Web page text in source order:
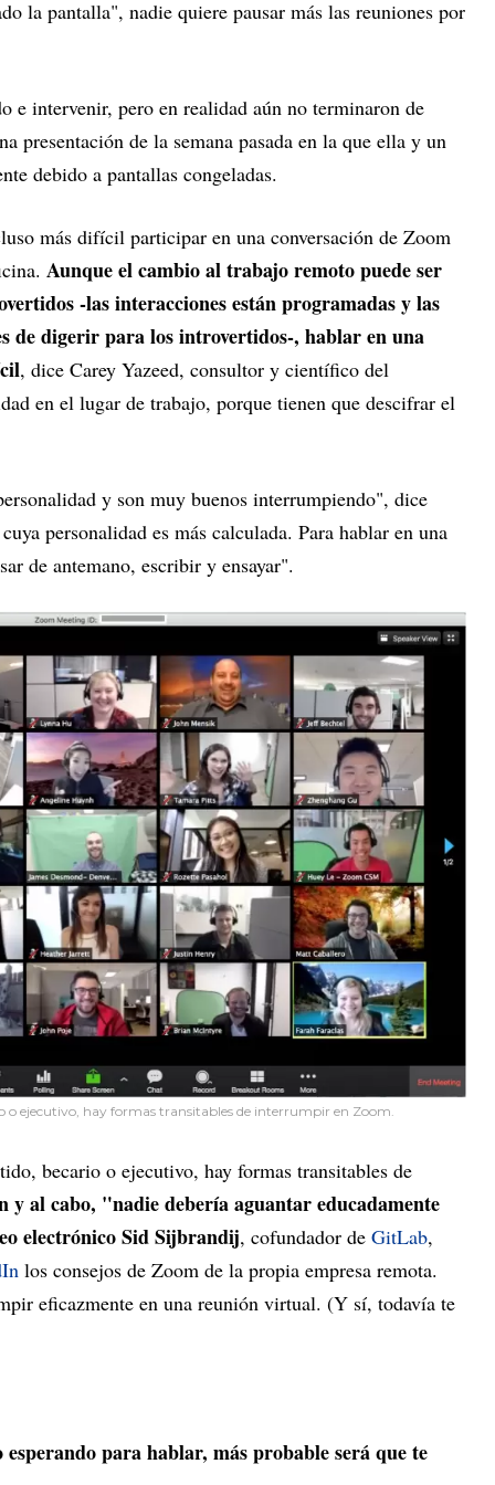
la pantalla", nadie quiere pausar más las reuniones por
e intervenir, pero en realidad aún no terminaron de
presentación de la semana pasada en la que ella y un
debido a pantallas congeladas.
más difícil participar en una conversación de Zoom
Aunque el cambio al trabajo remoto puede ser
-las interacciones están programadas y las
de digerir para los introvertidos-, hablar en una
, dice Carey Yazeed, consultor y científico del
en el lugar de trabajo, porque tienen que descifrar el
y son muy buenos interrumpiendo", dice
personalidad es más calculada. Para hablar en una
de antemano, escribir y ensayar".
o ejecutivo, hay formas transitables de interrumpir en Zoom.
becario o ejecutivo, hay formas transitables de
y al cabo, "nadie debería aguantar educadamente
electrónico Sid Sijbrandij, cofundador de GitLab,
los consejos de Zoom de la propia empresa remota.
eficazmente en una reunión virtual. (Y sí, todavía te
esperando para hablar, más probable será que te